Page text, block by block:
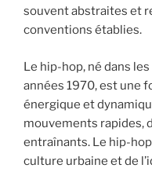
souvent abstraites et
conventions établies.
Le hip-hop, né dans
années 1970, est une
énergique et
mouvements rapides,
entraînants. Le hip-
culture urbaine et de